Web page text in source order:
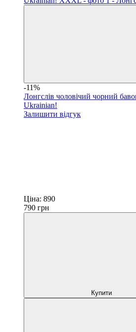
-11%
Лонгслів чоловічий чорний
Ukrainian!
Залишити відгук
Ціна: 890
790 грн
Купити